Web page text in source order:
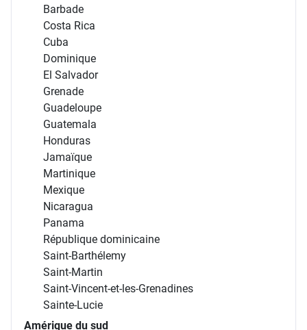
Barbade
Costa Rica
Cuba
Dominique
El Salvador
Grenade
Guadeloupe
Guatemala
Honduras
Jamaïque
Martinique
Mexique
Nicaragua
Panama
République dominicaine
Saint-Barthélemy
Saint-Martin
Saint-Vincent-et-les-Grenadines
Sainte-Lucie
Amérique du sud